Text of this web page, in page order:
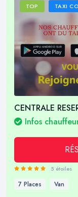
TOP TAXI
CENTRALE
Infos
5 étoiles
7 Places Van